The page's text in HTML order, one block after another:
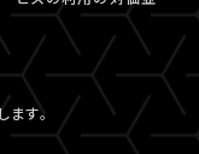
す。